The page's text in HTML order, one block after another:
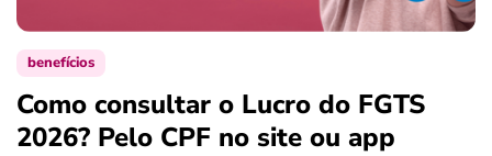
benefícios
Como consultar o Lucro do FGTS
2026? Pelo CPF no site ou app